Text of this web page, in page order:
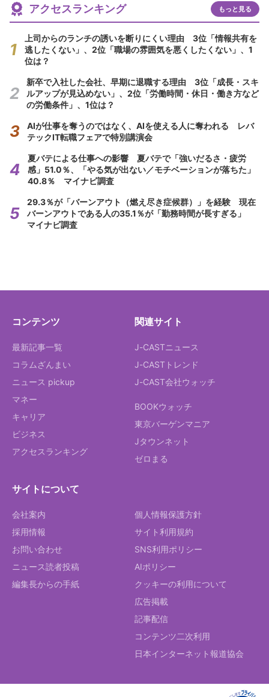
アクセスランキング もっと見る
上司からのランチの誘いを断りにくい理由 3位「情報共有を
逃したくない」、2位「職場の雰囲気を悪くしたくない」、1
位は？
新卒で入社した会社、早期に退職する理由 3位「成長・スキ
ルアップが見込めない」、2位「労働時間・休日・働き方など
の労働条件」、1位は？
AIが仕事を奪うのではなく、AIを使える人に奪われる レバ
テックIT転職フェアで特別講演会
夏バテによる仕事への影響 夏バテで「強いだるさ・疲労
感」51.0％、「やる気が出ない／モチベーションが落ちた」
40.8％ マイナビ調査
29.3％が「バーンアウト（燃え尽き症候群）」を経験 現在
バーンアウトである人の35.1％が「勤務時間が長すぎる」
マイナビ調査
コンテンツ
最新記事一覧
コラムざんまい
ニュース pickup
マネー
キャリア
ビジネス
アクセスランキング
関連サイト
J-CASTニュース
J-CASTトレンド
J-CAST会社ウォッチ
BOOKウォッチ
東京バーゲンマニア
Jタウンネット
ゼロまる
サイトについて
会社案内
採用情報
お問い合わせ
ニュース読者投稿
編集長からの手紙
個人情報保護方針
サイト利用規約
SNS利用ポリシー
AIポリシー
クッキーの利用について
広告掲載
記事配信
コンテンツ二次利用
日本インターネット報道協会